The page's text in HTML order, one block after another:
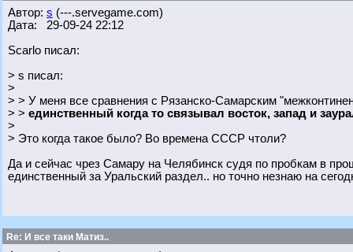
Автор: s (---.servegame.com)
Дата: 29-09-24 22:12
Scarlo писал:
> s писал:
>
> > У меня все сравнения с Рязанско-Самарским
> > единственный когда то связывал восток, запад и
>
> Это когда такое было? Во времена СССР чтоли?
Да и сейчас чрез Самару на Челябинск судя по пробкам в
единственный за Уральский раздел.. но точно незнаю на
Re: И все таки Матиз..